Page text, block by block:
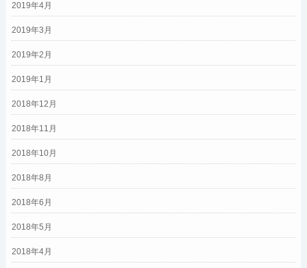
2019年4月
2019年3月
2019年2月
2019年1月
2018年12月
2018年11月
2018年10月
2018年8月
2018年6月
2018年5月
2018年4月